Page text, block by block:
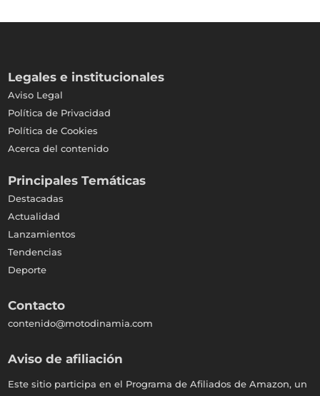
Legales e institucionales
Aviso Legal
Política de Privacidad
Política de Cookies
Acerca del contenido
Principales Temáticas
Destacadas
Actualidad
Lanzamientos
Tendencias
Deporte
Contacto
contenido@motodinamia.com
Aviso de afiliación
Este sitio participa en el Programa de Afiliados de Amazon, un